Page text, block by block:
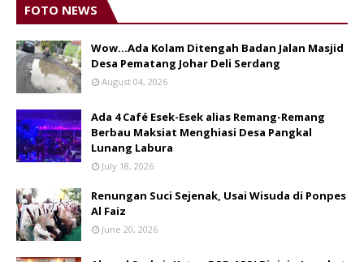
FOTO NEWS
Wow...Ada Kolam Ditengah Badan Jalan Masjid
Desa Pematang Johar Deli Serdang
August 04, 2026
Ada 4 Café Esek-Esek alias Remang-Remang
Berbau Maksiat Menghiasi Desa Pangkal
Lunang Labura
July 18, 2026
Renungan Suci Sejenak, Usai Wisuda di Ponpes
Al Faiz
June 20, 2026